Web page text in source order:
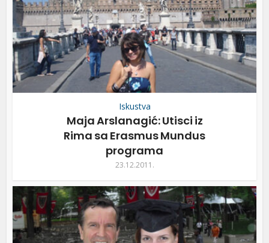
Iskustva
Maja Arslanagić: Utisci iz
Rima sa Erasmus Mundus
programa
23.12.2011.